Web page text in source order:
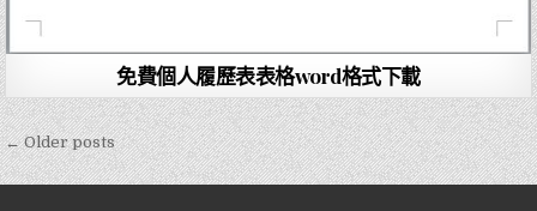
免費個人履歷表表格word格式下載
文
← Older posts